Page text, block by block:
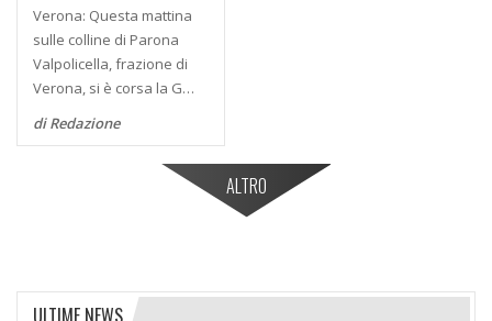
Verona: Questa mattina
sulle colline di Parona
Valpolicella, frazione di
Verona, si è corsa la G…
di Redazione
ALTRO
ULTIME NEWS